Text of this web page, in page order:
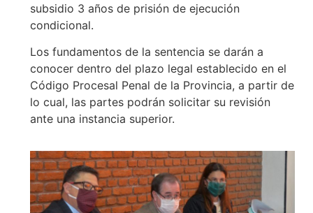
subsidio 3 años de prisión de ejecución
condicional.
Los fundamentos de la sentencia se darán a
conocer dentro del plazo legal establecido en el
Código Procesal Penal de la Provincia, a partir de
lo cual, las partes podrán solicitar su revisión
ante una instancia superior.